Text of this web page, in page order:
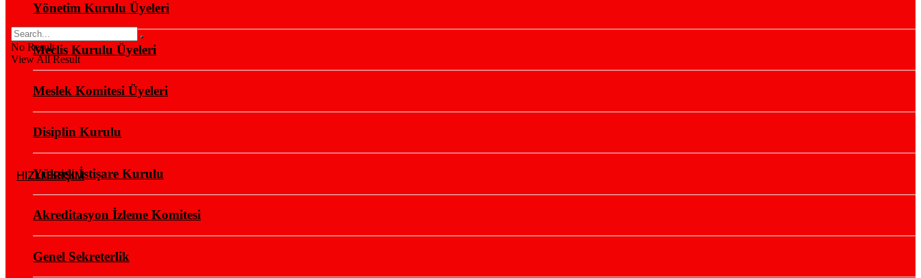
No Result
View All Result
HIZLI ERİŞİM
Yönetim Kurulu Üyeleri
Meclis Kurulu Üyeleri
Meslek Komitesi Üyeleri
Disiplin Kurulu
Yüksek İstişare Kurulu
Akreditasyon İzleme Komitesi
Genel Sekreterlik